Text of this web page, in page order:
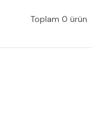
Toplam 0 ürün